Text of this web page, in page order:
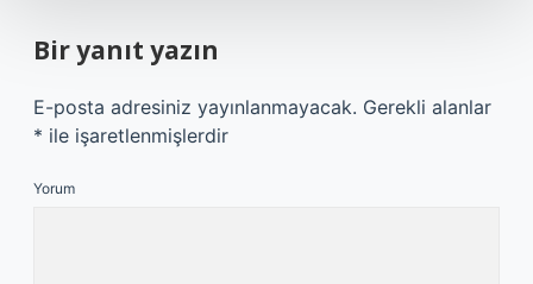
Bir yanıt yazın
E-posta adresiniz yayınlanmayacak. Gerekli alanlar
* ile işaretlenmişlerdir
Yorum